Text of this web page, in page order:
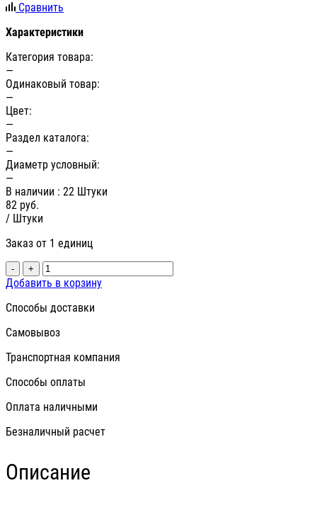
Сравнить
Характеристики
Категория товара:
—
Одинаковый товар:
—
Цвет:
—
Раздел каталога:
—
Диаметр условный:
—
В наличии : 22 Штуки
82 руб.
/ Штуки
Заказ от 1 единиц
- +
Добавить в корзину
Способы доставки
Самовывоз
Транспортная компания
Способы оплаты
Оплата наличными
Безналичный расчет
Описание